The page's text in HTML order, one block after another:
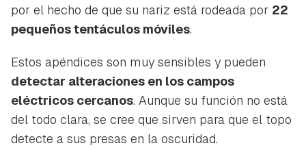
por el hecho de que su nariz está rodeada por 22
pequeños tentáculos móviles.
Estos apéndices son muy sensibles y pueden
detectar alteraciones en los campos
eléctricos cercanos. Aunque su función no está
del todo clara, se cree que sirven para que el topo
detecte a sus presas en la oscuridad.